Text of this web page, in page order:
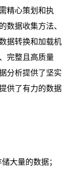
精心策划和执
数据收集方法、
据转换和加载机
完整且高质量
分析提供了坚实
供了有力的数据
大量的数据；